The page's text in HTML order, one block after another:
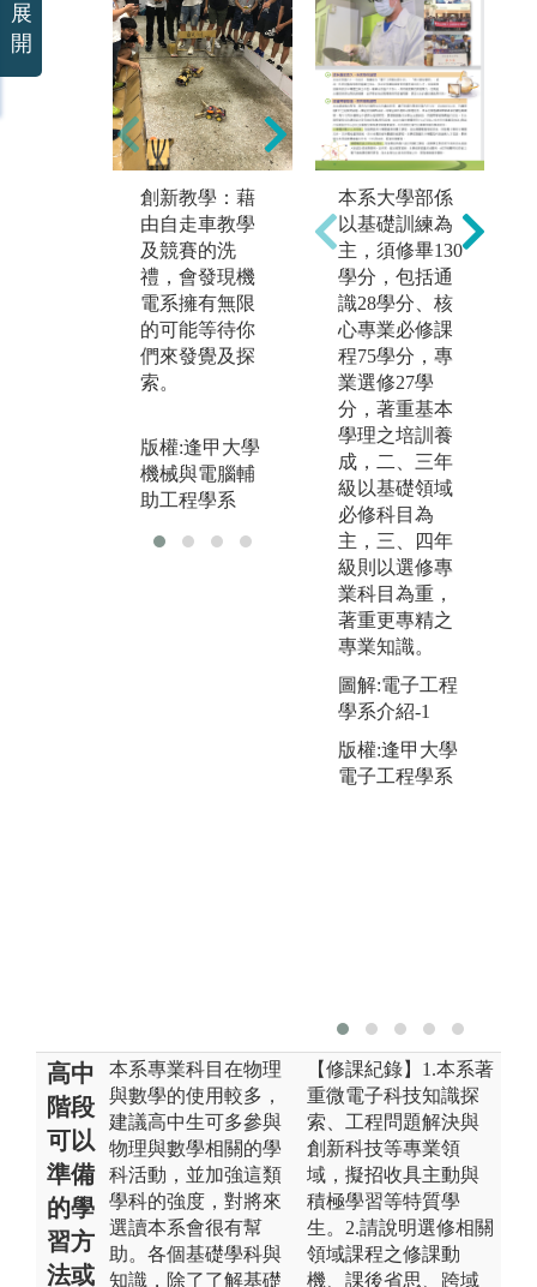
創新教學：藉
由自走車教學
及競賽的洗
禮，會發現機
電系擁有無限
的可能等待你
們來發覺及探
索。
版權:逢甲大學
機械與電腦輔
助工程學系
實驗法:透過實
驗操作驗證理
論並進行探
討。
版權:逢甲大學
機械與電腦輔
助工程學系
本系大學部係
以基礎訓練為
主，須修畢130
學分，包括通
識28學分、核
心專業必修課
程75學分，專
業選修27學
分，著重基本
學理之培訓養
成，二、三年
級以基礎領域
必修科目為
主，三、四年
級則以選修專
業科目為重，
著重更專精之
專業知識。
圖解:電子工程
學系介紹-1
版權:逢甲大學
電子工程學系
高中
階段
可以
準備
的學
習方
法或
本系專業科目在物理
與數學的使用較多，
建議高中生可多參與
物理與數學相關的學
科活動，並加強這類
學科的強度，對將來
選讀本系會很有幫
助。各個基礎學科與
知識，除了了解基礎
【修課紀錄】1.本系著
重微電子科技知識探
索、工程問題解決與
創新科技等專業領
域，擬招收具主動與
積極學習等特質學
生。2.請說明選修相關
領域課程之修課動
機、課後省思、跨域
展
開